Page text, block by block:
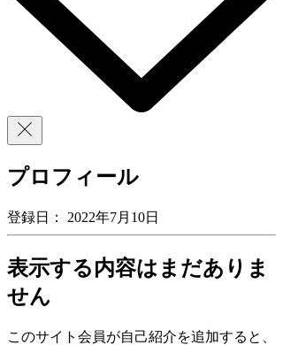
プロフィール
登録日： 2022年7月10日
表示する内容はまだありま
せん
このサイト会員が自己紹介を追加すると、